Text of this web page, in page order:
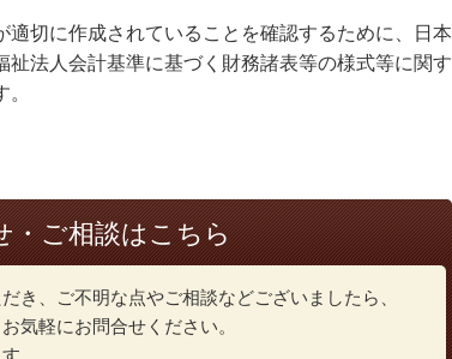
切に作成されていることを確認するために、日本
法人会計基準に基づく財務諸表等の様式等に関す
・ご相談はこちら
き、ご不明な点やご相談などございましたら、
気軽にお問合せください。
。